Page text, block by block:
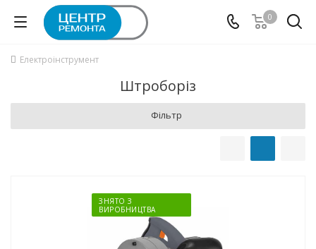
0
Електроінструмент
Штроборіз
Фільтр
ЗНЯТО З
ВИРОБНИЦТВА